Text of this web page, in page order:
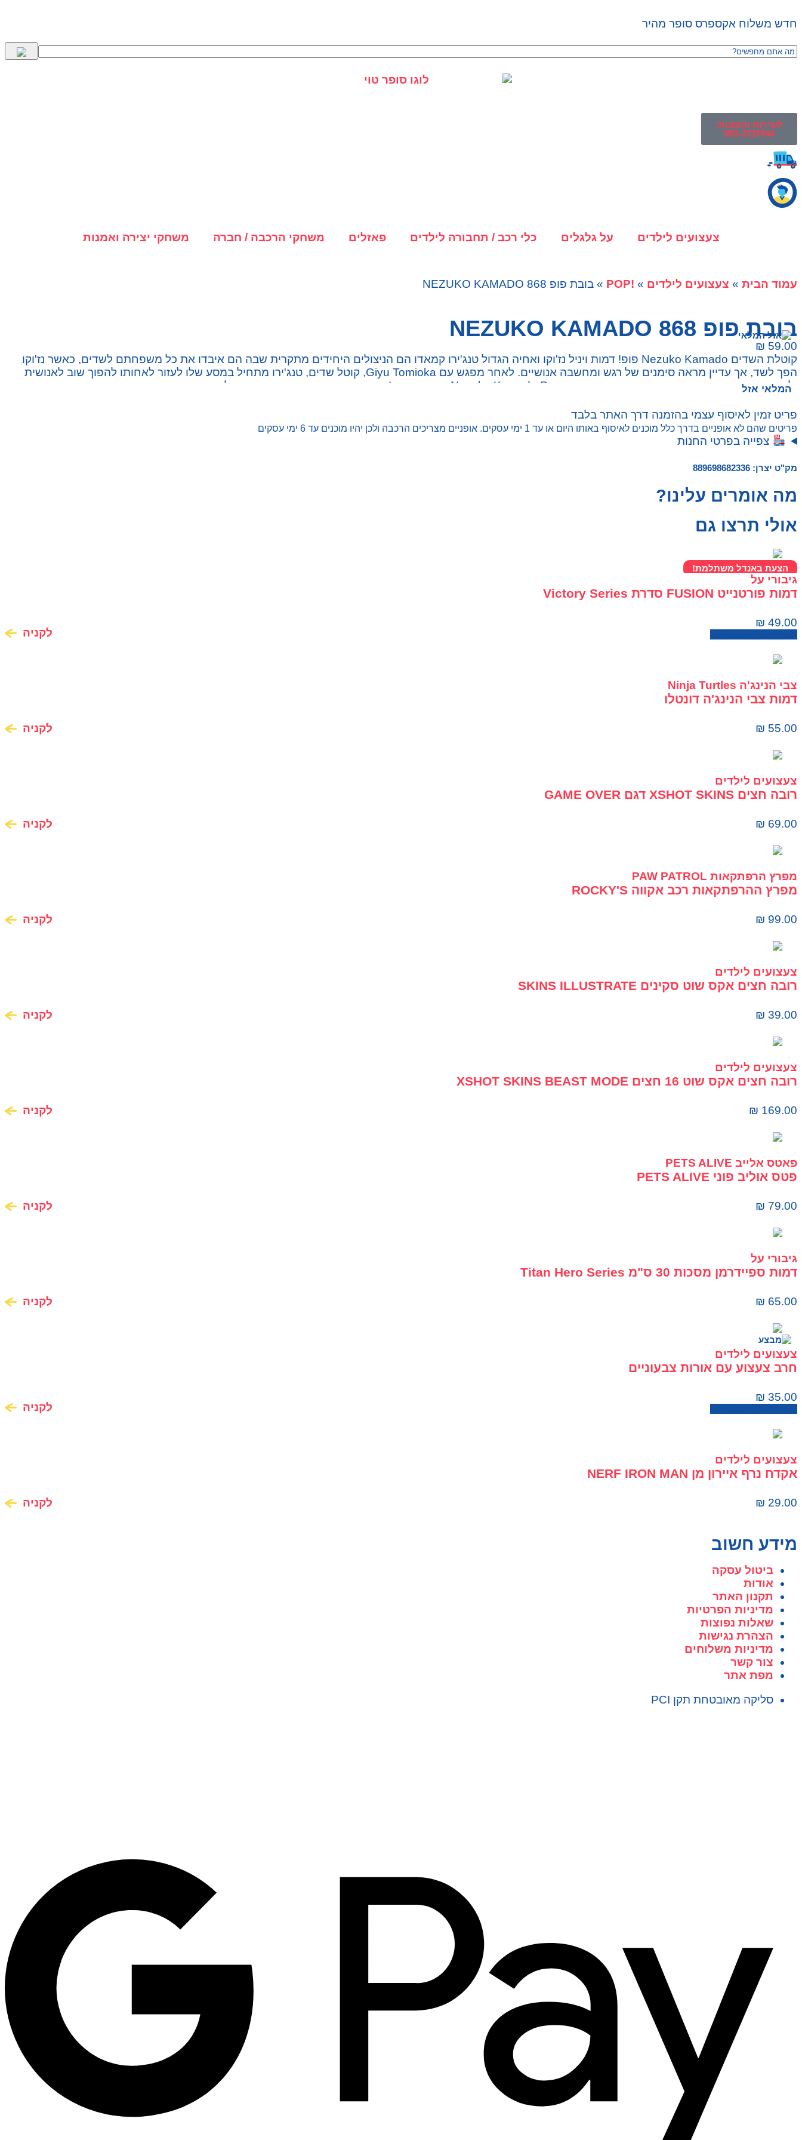
חדש משלוח אקספרס סופר מהיר
לשירות והזמנות:
053-3737944
צעצועים לילדים על גלגלים כלי רכב / תחבורה לילדים פאזלים משחקי הרכבה / חברה משחקי יצירה ואמנות
עמוד הבית » צעצועים לילדים »
!POP » בובת פופ 868 NEZUKO KAMADO
בובת פופ 868 NEZUKO KAMADO
₪ 59.00
קוטלת השדים Nezuko Kamado פופ! דמות ויניל נז'וקו ואחיה הגדול טנג'ירו קמאדו הם הניצולים היחידים מתקרית שבה הם איבדו את כל משפחתם לשדים, כאשר נז'וקו
הפך לשד, אך עדיין מראה סימנים של רגש ומחשבה אנושיים. לאחר מפגש עם Giyu Tomioka, קוטל שדים, טנג'ירו מתחיל במסע שלו לעזור לאחותו להפוך שוב לאנושית
ולנקום את מות משפחתו. עם גימור מתכתי מבריק, Nezuko Kamado Pop המיוחד הזה! יהיה ממש בבית באוסף השדים שלך.
המלאי אזל
פריט זמין לאיסוף עצמי בהזמנה דרך האתר בלבד
פריטים שהם לא אופניים בדרך כלל מוכנים לאיסוף באותו היום או עד 1 ימי עסקים. אופניים מצריכים הרכבה ולכן יהיו מוכנים עד 6 ימי עסקים
צפייה בפרטי החנות
מק"ט יצרן: 889698682336
מה אומרים עלינו?
אולי תרצו גם
הצעת באנדל משתלמת!
גיבורי על
דמות פורטנייט FUSION סדרת Victory Series
₪ 49.00
לקניה
צבי הנינג'ה Ninja Turtles
דמות צבי הנינג'ה דונטלו
₪ 55.00 לקניה
צעצועים לילדים
רובה חצים XSHOT SKINS דגם GAME OVER
₪ 69.00 לקניה
מפרץ הרפתקאות PAW PATROL
מפרץ ההרפתקאות רכב אקווה ROCKY'S
₪ 99.00 לקניה
צעצועים לילדים
רובה חצים אקס שוט סקינים SKINS ILLUSTRATE
₪ 39.00 לקניה
צעצועים לילדים
רובה חצים אקס שוט 16 חצים XSHOT SKINS BEAST MODE
₪ 169.00 לקניה
פאטס אלייב PETS ALIVE
פטס אוליב פוני PETS ALIVE
₪ 79.00 לקניה
גיבורי על
דמות ספיידרמן מסכות 30 ס"מ Titan Hero Series
₪ 65.00 לקניה
צעצועים לילדים
חרב צעצוע עם אורות צבעוניים
₪ 35.00
לקניה
צעצועים לילדים
אקדח נרף איירון מן NERF IRON MAN
₪ 29.00 לקניה
מידע חשוב
ביטול עסקה
אודות
תקנון האתר
מדיניות הפרטיות
שאלות נפוצות
הצהרת נגישות
מדיניות משלוחים
צור קשר
מפת אתר
סליקה מאובטחת תקן PCI